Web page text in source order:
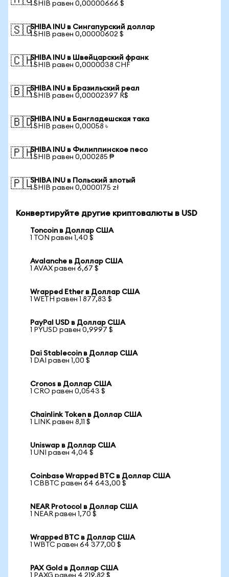
1 SHIB равен 0,00000666 $
🇸🇬SHIBA INU в Сингапурский доллар
1 SHIB равен 0,00000602 $
🇨🇭SHIBA INU в Швейцарский франк
1 SHIB равен 0,0000038 CHF
🇧🇷SHIBA INU в Бразильский реал
1 SHIB равен 0,00002397 R$
🇧🇩SHIBA INU в Бангладешская така
1 SHIB равен 0,00058 ৳
🇵🇭SHIBA INU в Филиппинское песо
1 SHIB равен 0,000285 ₱
🇵🇱SHIBA INU в Польский злотый
1 SHIB равен 0,0000175 zł
Конвертируйте другие криптовалюты в USD
Toncoin в Доллар США
1 TON равен 1,40 $
Avalanche в Доллар США
1 AVAX равен 6,67 $
Wrapped Ether в Доллар США
1 WETH равен 1 877,83 $
PayPal USD в Доллар США
1 PYUSD равен 0,9997 $
Dai Stablecoin в Доллар США
1 DAI равен 1,00 $
Cronos в Доллар США
1 CRO равен 0,0543 $
Chainlink Token в Доллар США
1 LINK равен 8,11 $
Uniswap в Доллар США
1 UNI равен 4,04 $
Coinbase Wrapped BTC в Доллар США
1 CBBTC равен 64 643,00 $
NEAR Protocol в Доллар США
1 NEAR равен 1,70 $
Wrapped BTC в Доллар США
1 WBTC равен 64 377,00 $
PAX Gold в Доллар США
1 PAXG равен 4 219,82 $